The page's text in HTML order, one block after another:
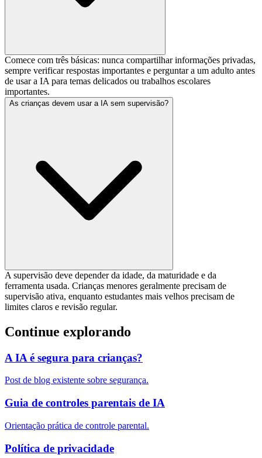
Comece com três básicas: nunca compartilhar informações privadas,
sempre verificar respostas importantes e perguntar a um adulto antes
de usar a IA para temas delicados ou trabalhos escolares
importantes.
As crianças devem usar a IA sem supervisão?
A supervisão deve depender da idade, da maturidade e da
ferramenta usada. Crianças menores geralmente precisam de
supervisão ativa, enquanto estudantes mais velhos precisam de
limites claros e revisão regular.
Continue explorando
A IA é segura para crianças?
Post de blog existente sobre segurança.
Guia de controles parentais de IA
Orientação prática de controle parental.
Política de privacidade